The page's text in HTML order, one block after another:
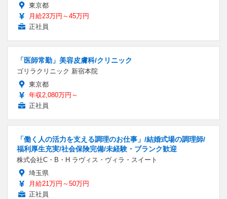
東京都
月給23万円～45万円
正社員
「医師常勤」美容皮膚科/クリニック
ゴリラクリニック 新宿本院
東京都
年収2,080万円～
正社員
「働く人の活力を支える調理のお仕事」/結婚式場の調理師/
福利厚生充実/社会保険完備/未経験・ブランク歓迎
株式会社C・B・H ラヴィス・ヴィラ・スイート
埼玉県
月給21万円～50万円
正社員